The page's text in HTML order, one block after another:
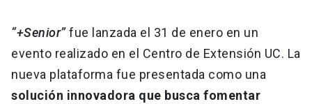
“+Senior”fue lanzada el 31 de enero en un
evento realizado en el Centro de Extensión UC. La
nueva plataforma fue presentada como una
solución innovadora que busca fomentar